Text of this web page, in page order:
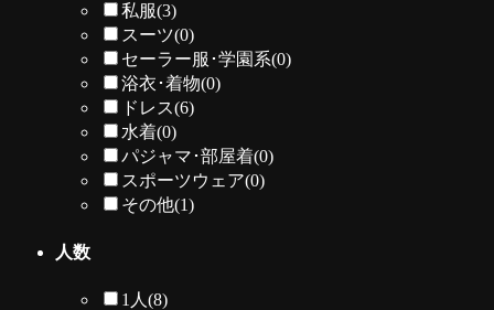
私服(3)
スーツ(0)
セーラー服･学園系(0)
浴衣･着物(0)
ドレス(6)
水着(0)
パジャマ･部屋着(0)
スポーツウェア(0)
その他(1)
人数
1人(8)